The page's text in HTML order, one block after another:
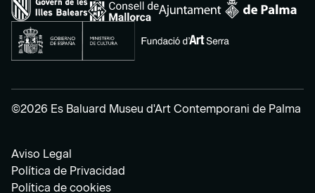
©2026 Es Baluard Museu d'Art Contemporani de Palma
Aviso Legal
Política de Privacidad
Política de cookies